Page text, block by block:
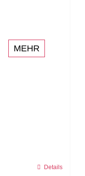
MEHR
Details